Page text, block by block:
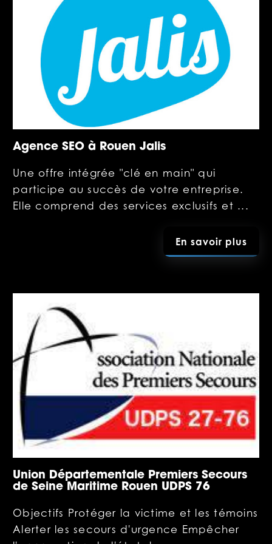
Agence SEO à Rouen Jalis
Une offre intégrée "clé en main" qui
participe au succès de votre entreprise.
Elle comprend des services exclusifs et ...
En savoir plus
Union Départementale Premiers Secours
de Seine Maritime Rouen UDPS 76
Objectifs Protéger la victime et les témoins
Alerter les secours d'urgence Empêcher